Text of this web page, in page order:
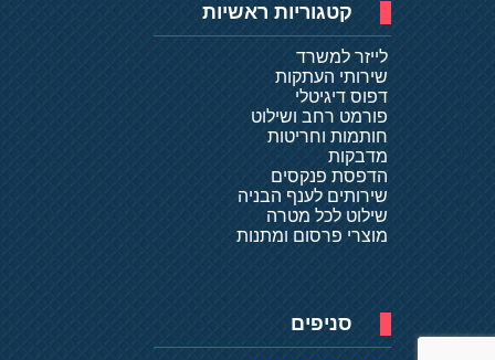
קטגוריות ראשיות
לייזר למשרד
שירותי העתקות
דפוס דיגיטלי
פורמט רחב ושילוט
חותמות וחריטות
מדבקות
הדפסת פנקסים
שירותים לענף הבניה
שילוט לכל מטרה
מוצרי פרסום ומתנות
סניפים